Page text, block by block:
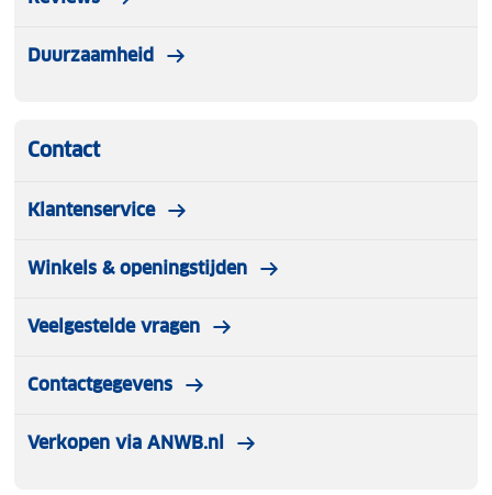
Duurzaamheid
Contact
Klantenservice
Winkels & openingstijden
Veelgestelde vragen
Contactgegevens
Verkopen via ANWB.nl